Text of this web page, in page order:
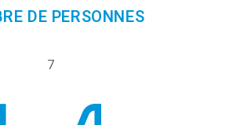
DE PERSONNES
7